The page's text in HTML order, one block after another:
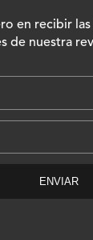
en recibir
de nuestra